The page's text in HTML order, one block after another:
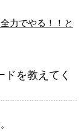
力でやる！！と
を教えてく